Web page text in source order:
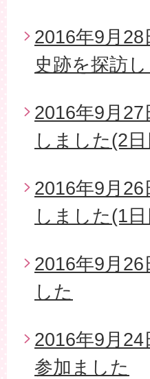
2016年9月
史跡を探訪
2016年9月
しました(2
2016年9月
しました(1
2016年9月
した
2016年9月
参加ました